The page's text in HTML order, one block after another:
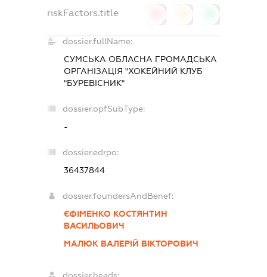
riskFactors.title
dossier.fullName:
СУМСЬКА ОБЛАСНА ГРОМАДСЬКА
ОРГАНІЗАЦІЯ "ХОКЕЙНИЙ КЛУБ
"БУРЕВІСНИК"
dossier.opfSubType:
-
dossier.edrpo:
36437844
dossier.foundersAndBenef:
ЄФІМЕНКО КОСТЯНТИН
ВАСИЛЬОВИЧ
МАЛЮК ВАЛЕРІЙ ВІКТОРОВИЧ
dossier.heads: